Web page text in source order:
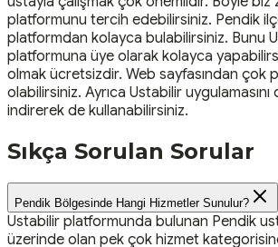
platformunu tercih edebilirsiniz. Pendik
platformdan kolayca bulabilirsiniz. Bunu
platformuna üye olarak kolayca
olmak ücretsizdir. Web sayfasından çok
olabilirsiniz. Ayrıca Ustabilir uygulamasını
indirerek de kullanabilirsiniz.
Sıkça Sorulan Sorular
Pendik Bölgesinde Hangi Hizmetler Sunulur?
Ustabilir platformunda bulunan Pendik
üzerinde olan pek çok hizmet